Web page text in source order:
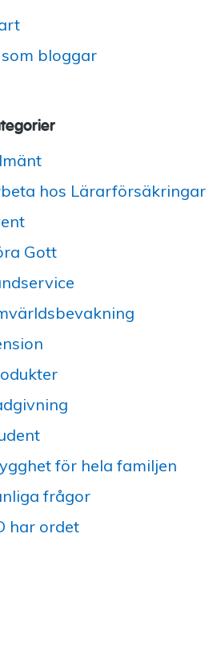
bloggar
hos Lärarförsäkringar
Gott
för hela familjen
frågor
har ordet